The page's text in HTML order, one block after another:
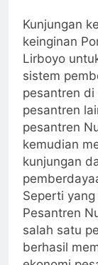
Kunjungan
keinginan
Lirboyo
sistem
pesantren
pesantren
pesantren
kemudian
kunjungan
Seperti
Pesantren
salah satu
berhasil